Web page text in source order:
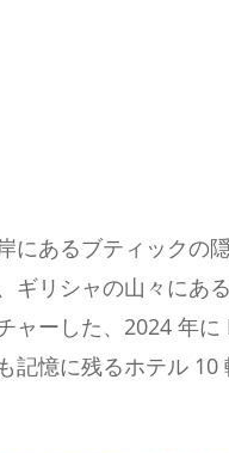
にあるブティックの
ギリシャの山々にあ
ャーした、2024 年に
記憶に残るホテル 10